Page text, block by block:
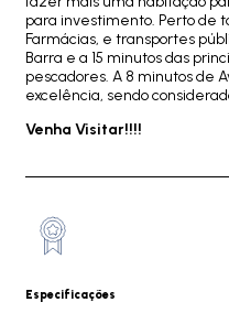
para investimento. Perto de
Farmácias, e transportes
Barra e a 15 minutos das
pescadores. A 8 minutos de
excelência, sendo
Venha Visitar!!!!
Especificações